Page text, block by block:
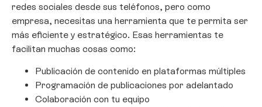
redes sociales desde sus teléfonos, pero como
empresa, necesitas una herramienta que te permita ser
más eficiente y estratégico. Esas herramientas te
facilitan muchas cosas como:
Publicación de contenido en plataformas múltiples
Programación de publicaciones por adelantado
Colaboración con tu equipo